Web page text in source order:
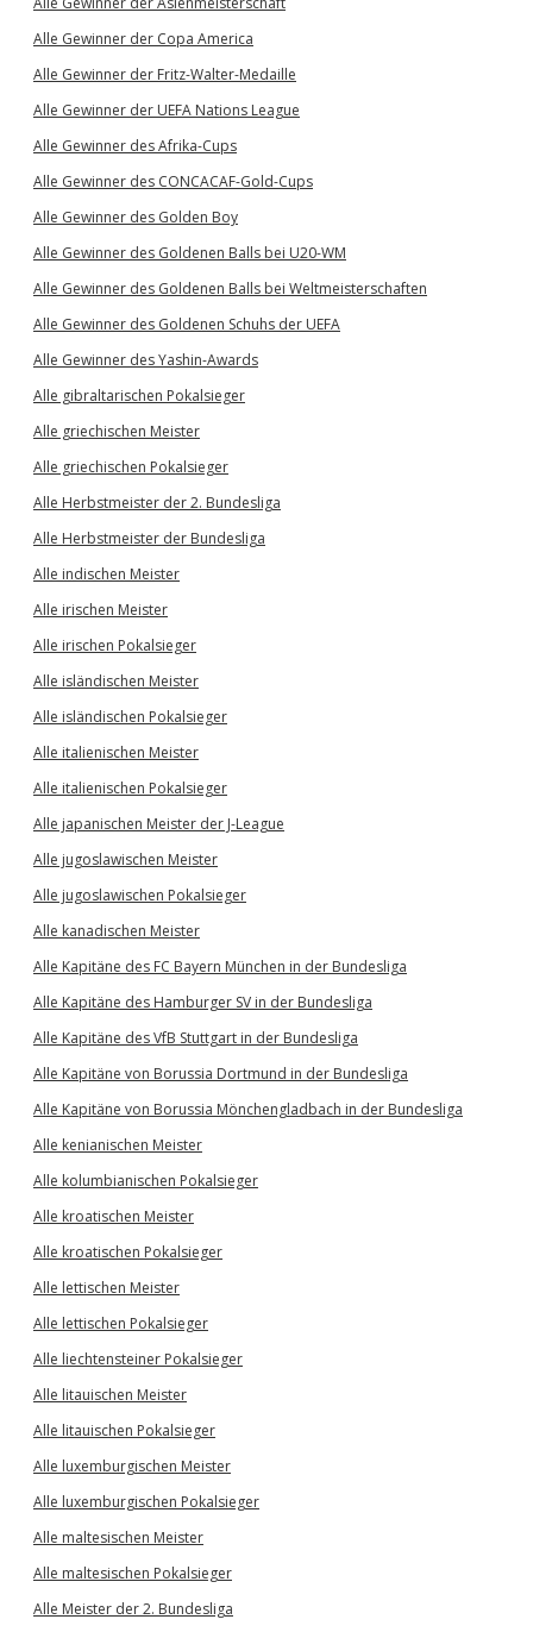
Alle Gewinner der Copa America
Alle Gewinner der Fritz-Walter-Medaille
Alle Gewinner der UEFA Nations League
Alle Gewinner des Afrika-Cups
Alle Gewinner des CONCACAF-Gold-Cups
Alle Gewinner des Golden Boy
Alle Gewinner des Goldenen Balls bei U20-WM
Alle Gewinner des Goldenen Balls bei Weltmeisterschaften
Alle Gewinner des Goldenen Schuhs der UEFA
Alle Gewinner des Yashin-Awards
Alle gibraltarischen Pokalsieger
Alle griechischen Meister
Alle griechischen Pokalsieger
Alle Herbstmeister der 2. Bundesliga
Alle Herbstmeister der Bundesliga
Alle indischen Meister
Alle irischen Meister
Alle irischen Pokalsieger
Alle isländischen Meister
Alle isländischen Pokalsieger
Alle italienischen Meister
Alle italienischen Pokalsieger
Alle japanischen Meister der J-League
Alle jugoslawischen Meister
Alle jugoslawischen Pokalsieger
Alle kanadischen Meister
Alle Kapitäne des FC Bayern München in der Bundesliga
Alle Kapitäne des Hamburger SV in der Bundesliga
Alle Kapitäne des VfB Stuttgart in der Bundesliga
Alle Kapitäne von Borussia Dortmund in der Bundesliga
Alle Kapitäne von Borussia Mönchengladbach in der Bundesliga
Alle kenianischen Meister
Alle kolumbianischen Pokalsieger
Alle kroatischen Meister
Alle kroatischen Pokalsieger
Alle lettischen Meister
Alle lettischen Pokalsieger
Alle liechtensteiner Pokalsieger
Alle litauischen Meister
Alle litauischen Pokalsieger
Alle luxemburgischen Meister
Alle luxemburgischen Pokalsieger
Alle maltesischen Meister
Alle maltesischen Pokalsieger
Alle Meister der 2. Bundesliga